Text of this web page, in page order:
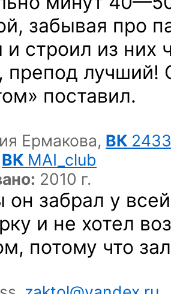
забывая про
и строил из них
лучший!
поставил.
Ермакова, ВК
ВК MAI_club
2010 г.
забрал у
и не хотел
потому что